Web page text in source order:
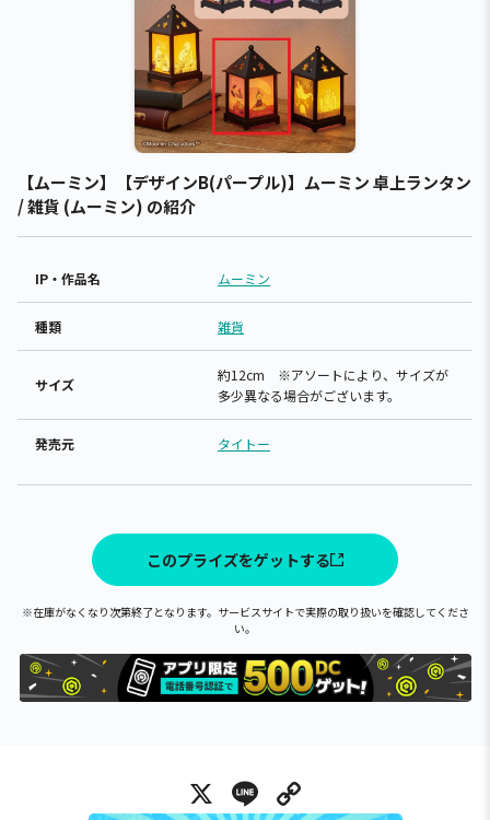
【ムーミン】【デザインB(パープル)】ムーミン 卓上ランタン
/ 雑貨 (ムーミン) の紹介
IP・作品名 ムーミン
種類 雑貨
サイズ
約12cm ※アソートにより、サイズが
多少異なる場合がございます。
発売元 タイトー
このプライズをゲットする
※在庫がなくなり次第終了となります。サービスサイトで実際の取り扱いを確認してくださ
い。
X Line